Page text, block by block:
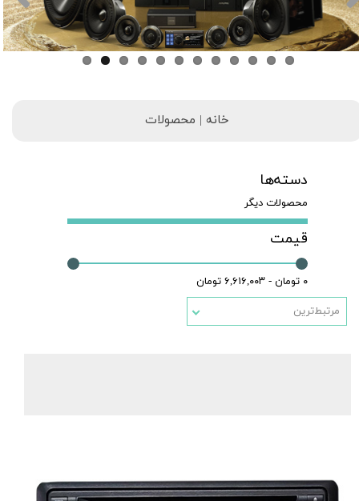
خانه | محصولات
دسته‌ها
محصولات دیگر
قیمت
۰ تومان - ۶,۶۱۶,۰۰۳ تومان
مرتبط‌ترین